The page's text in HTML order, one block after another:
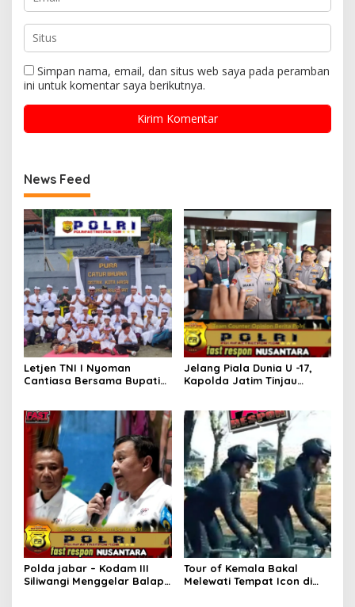
Simpan nama, email, dan situs web saya pada peramban
ini untuk komentar saya berikutnya.
News Feed
Letjen TNI I Nyoman
Cantiasa Bersama Bupati
Catur Bhuana
Jelang Piala Dunia U -17,
Kapolda Jatim Tinjau
Polda jabar – Kodam III
Siliwangi Menggelar Balap
Tour of Kemala Bakal
Melewati Tempat Icon di